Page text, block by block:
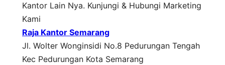
Kantor Lain Nya. Kunjungi & Hubungi Marketing
Kami
Raja Kantor Semarang
Jl. Wolter Wonginsidi No.8 Pedurungan Tengah
Kec Pedurungan Kota Semarang